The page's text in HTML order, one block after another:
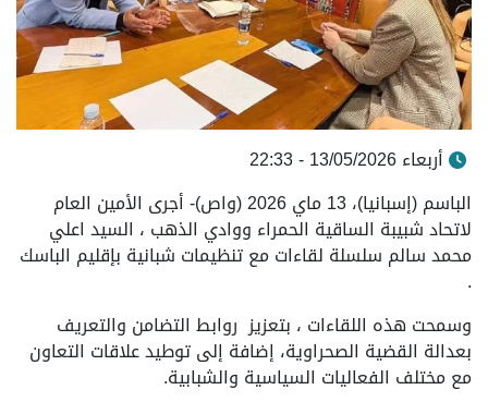
أربعاء 13/05/2026 - 22:33
الباسم (إسبانيا)، 13 ماي 2026 (واص)- أجرى الأمين العام
لاتحاد شبيبة الساقية الحمراء ووادي الذهب ، السيد اعلي
محمد سالم سلسلة لقاءات مع تنظيمات شبانية بإقليم الباسك
.
وسمحت هذه اللقاءات ، بتعزيز روابط التضامن والتعريف
بعدالة القضية الصحراوية، إضافة إلى توطيد علاقات التعاون
مع مختلف الفعاليات السياسية والشبابية.